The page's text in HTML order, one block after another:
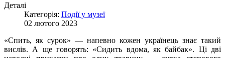
Деталі
Категорія: Події у музеї
02 лютого 2023
«Спить, як сурок» — напевно кожен українець знає такий
вислів. А ще говорять: «Сидить вдома, як байбак». Ці дві